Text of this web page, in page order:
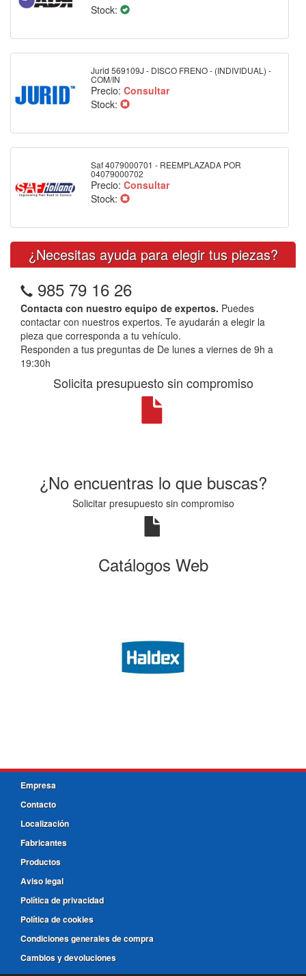
Stock:
Jurid 569109J - DISCO FRENO - (INDIVIDUAL) -
COM/IN
Precio: Consultar
Stock:
Saf 4079000701 - REEMPLAZADA POR
04079000702
Precio: Consultar
Stock:
¿Necesitas ayuda para elegir tus piezas?
985 79 16 26
Contacta con nuestro equipo de expertos. Puedes
contactar con nuestros expertos. Te ayudarán a elegir la
pieza que corresponda a tu vehículo.
Responden a tus preguntas de De lunes a viernes de 9h a
19:30h
Solicita presupuesto sin compromiso
¿No encuentras lo que buscas?
Solicitar presupuesto sin compromiso
Catálogos Web
Empresa
Contacto
Localización
Fabricantes
Productos
Aviso legal
Política de privacidad
Política de cookies
Condiciones generales de compra
Cambios y devoluciones